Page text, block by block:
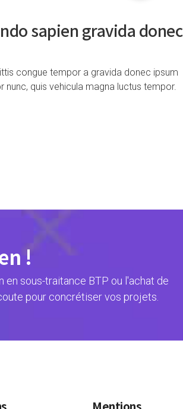
sapien gravida donec
congue tempor a gravida donec ipsum
quis vehicula magna luctus tempor.
!
en sous-traitance BTP ou l'achat de
pour concrétiser vos projets.
Mentions